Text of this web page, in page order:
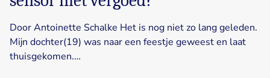
Door Antoinette Schalke Het is nog niet zo lang geleden.
Mijn dochter(19) was naar een feestje geweest en laat
thuisgekomen.…